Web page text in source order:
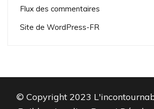
Flux des commentaires
Site de WordPress-FR
© Copyright 2023